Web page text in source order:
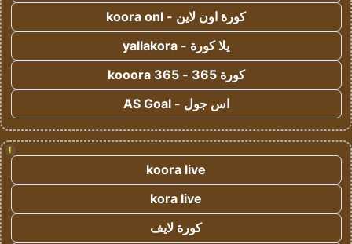
كورة اون لاين - koora onl
يلا كورة - yallakora
كورة 365 - kooora 365
اس جول - AS Goal
!
koora live
kora live
كورة لايف